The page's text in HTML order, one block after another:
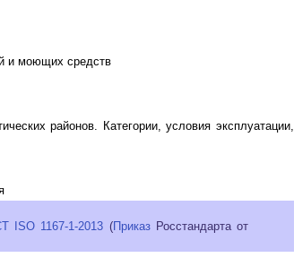
и моющих средств
районов. Категории, условия эксплуатации,
ISO 1167-1-2013 (ПриказРосстандарта от